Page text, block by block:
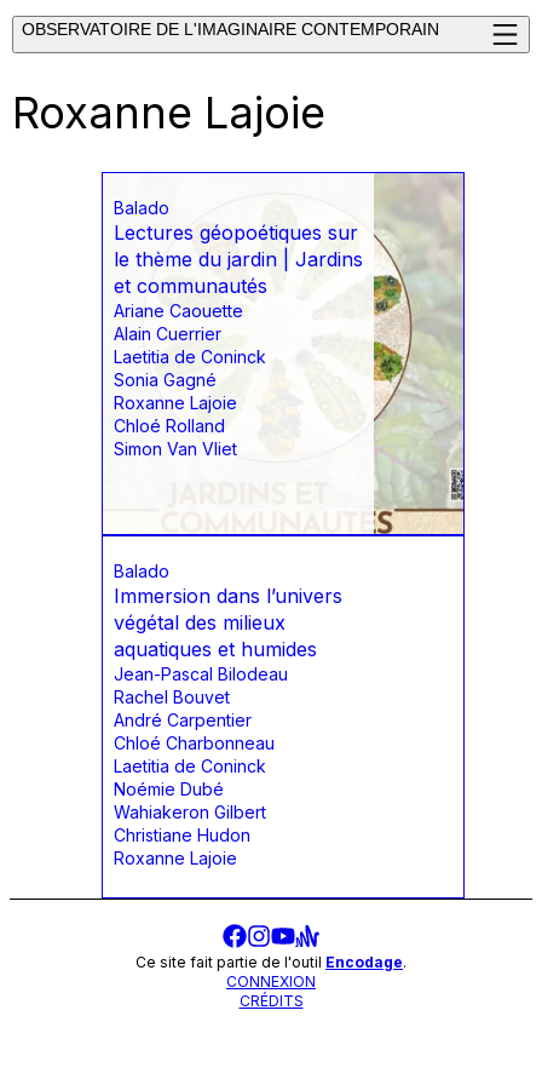
OBSERVATOIRE DE L'IMAGINAIRE CONTEMPORAIN
Roxanne Lajoie
Balado
Lectures géopoétiques sur
le thème du jardin | Jardins
et communautés
Ariane Caouette
Alain Cuerrier
Laetitia de Coninck
Sonia Gagné
Roxanne Lajoie
Chloé Rolland
Simon Van Vliet
Balado
Immersion dans l’univers
végétal des milieux
aquatiques et humides
Jean-Pascal Bilodeau
Rachel Bouvet
André Carpentier
Chloé Charbonneau
Laetitia de Coninck
Noémie Dubé
Wahiakeron Gilbert
Christiane Hudon
Roxanne Lajoie
Ce site fait partie de l'outil Encodage.
CONNEXION
CRÉDITS